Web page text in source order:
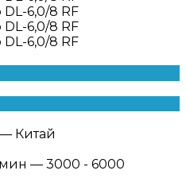
— Китай
— 3000 - 6000